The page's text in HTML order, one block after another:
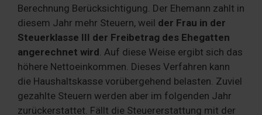
Berechnung Berücksichtigung. Der Ehemann zahlt in
diesem Jahr mehr Steuern, weil der Frau in der
Steuerklasse III der Freibetrag des Ehegatten
angerechnet wird . Auf diese Weise ergibt sich das
höhere Nettoeinkommen. Dieses Verfahren kann
die Haushaltskasse vorübergehend belasten. Zuviel
gezahlte Steuern werden aber im folgenden Jahr
zurückerstattet. Fällt die Steuererstattung mit der